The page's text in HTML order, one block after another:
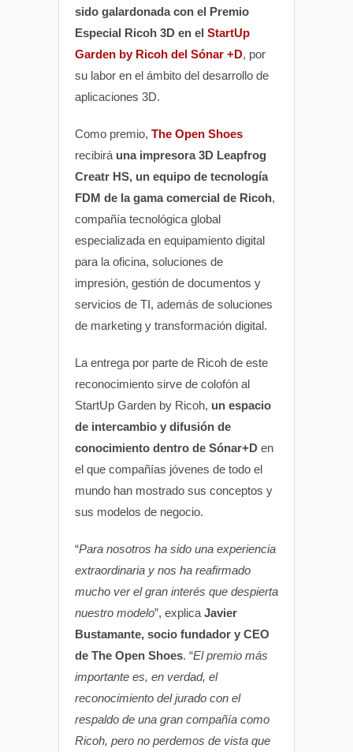
sido galardonada con el Premio
Especial Ricoh 3D en el StartUp
Garden by Ricoh del Sónar +D, por
su labor en el ámbito del desarrollo de
aplicaciones 3D.
Como premio, The Open Shoes
recibirá una impresora 3D Leapfrog
Creatr HS, un equipo de tecnología
FDM de la gama comercial de Ricoh,
compañía tecnológica global
especializada en equipamiento digital
para la oficina, soluciones de
impresión, gestión de documentos y
servicios de TI, además de soluciones
de marketing y transformación digital.
La entrega por parte de Ricoh de este
reconocimiento sirve de colofón al
StartUp Garden by Ricoh, un espacio
de intercambio y difusión de
conocimiento dentro de Sónar+D en
el que compañías jóvenes de todo el
mundo han mostrado sus conceptos y
sus modelos de negocio.
“Para nosotros ha sido una experiencia
extraordinaria y nos ha reafirmado
mucho ver el gran interés que despierta
nuestro modelo”, explica Javier
Bustamante, socio fundador y CEO
de The Open Shoes. “El premio más
importante es, en verdad, el
reconocimiento del jurado con el
respaldo de una gran compañía como
Ricoh, pero no perdemos de vista que